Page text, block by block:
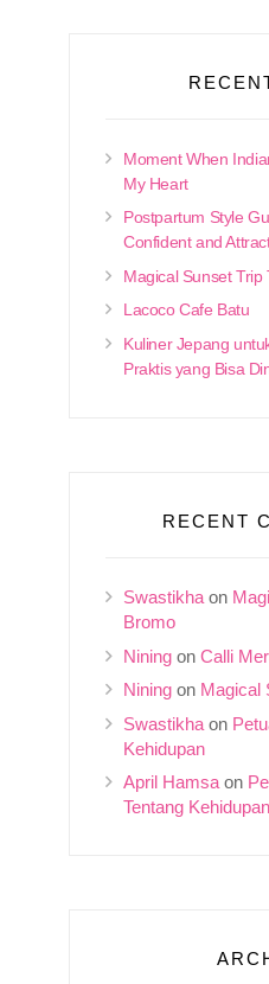
Moment When
My Heart
Postpartum Style
Confident and
Magical Sunset Trip
Lacoco Cafe Batu
Kuliner Jepang
Praktis yang Bisa
RECENT
Swastikha on
Bromo
Nining on Calli
Nining on Magical
Swastikha on
Kehidupan
April Hamsa on
Tentang Kehidupan